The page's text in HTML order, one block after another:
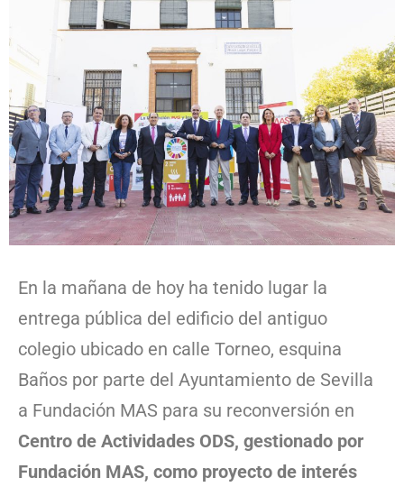
En la mañana de hoy ha tenido lugar la
entrega pública del edificio del antiguo
colegio ubicado en calle Torneo, esquina
Baños por parte del Ayuntamiento de Sevilla
a Fundación MAS para su reconversión en
Centro de Actividades ODS, gestionado por
Fundación MAS, como proyecto de interés